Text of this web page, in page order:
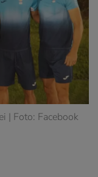
| Foto: Facebook